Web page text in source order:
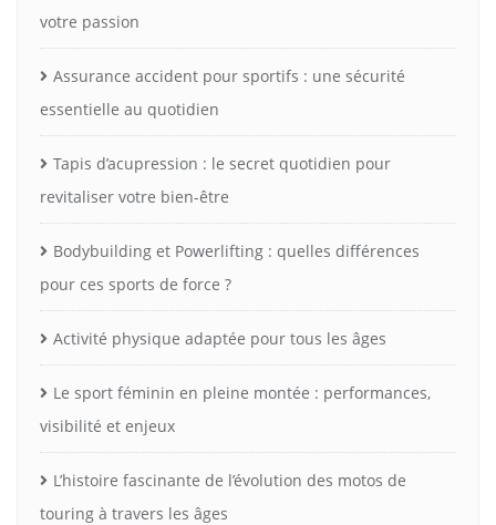
votre passion
Assurance accident pour sportifs : une sécurité
essentielle au quotidien
Tapis d’acupression : le secret quotidien pour
revitaliser votre bien-être
Bodybuilding et Powerlifting : quelles différences
pour ces sports de force ?
Activité physique adaptée pour tous les âges
Le sport féminin en pleine montée : performances,
visibilité et enjeux
L’histoire fascinante de l’évolution des motos de
touring à travers les âges